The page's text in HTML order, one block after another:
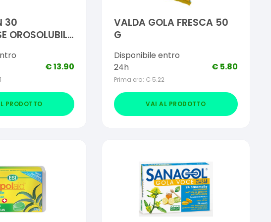
30
OROSOLUBILI
€13.90
PRODOTTO
VALDA GOLA FRESCA 50
G
Disponibile entro
24h
Prima era: €5.22
€ 5.80
VAI AL PRODOTTO